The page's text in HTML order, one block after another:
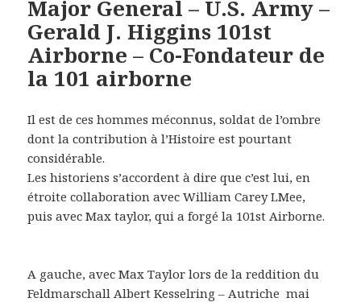
Major General – U.S. Army –
Gerald J. Higgins 101st
Airborne – Co-Fondateur de
la 101 airborne
Il est de ces hommes méconnus, soldat de l’ombre
dont la contribution à l’Histoire est pourtant
considérable.
Les historiens s’accordent à dire que c’est lui, en
étroite collaboration avec William Carey LMee,
puis avec Max taylor, qui a forgé la 101st Airborne.
A gauche, avec Max Taylor lors de la reddition du
Feldmarschall Albert Kesselring – Autriche mai